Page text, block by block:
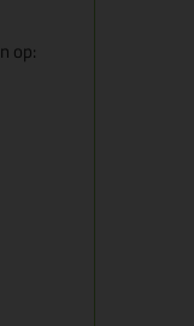
op: